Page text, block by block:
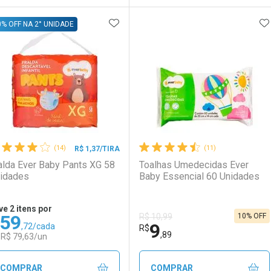
FECHAR
Ativar Desconto
Comprar sem Desconto
FECHAR
Menos
Comprar sem Desconto
Ativar Desconto
Comprar sem Desconto
Comprar sem Desconto
(14) R$ 1,37/TIRA
Ever Baby Pants XG 58
OFF NA 2° UNIDADE
2 itens por
59,72/cada
79,63/un
ADICIONAR AOS FAVORITOS
COMPRAR
(11)
Toalhas Umedecidas Ever
Baby Essencial 60 Unidades
R$ 10,99
R$9,89
10% OFF
COMPRAR